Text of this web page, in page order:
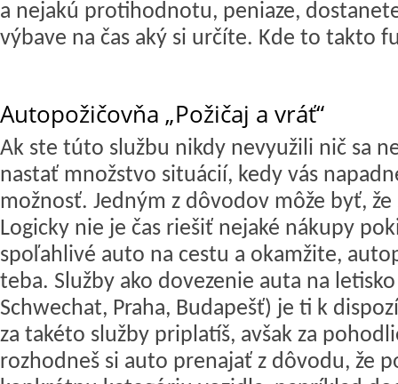
a nejakú protihodnotu, peniaze,
výbave na čas aký si určíte. Kde to takto
Autopožičovňa „Požičaj a vráť“
Ak ste túto službu nikdy nevyužili nič sa
nastať množstvo situácií, kedy vás
možnosť. Jedným z dôvodov môže byť,
Logicky nie je čas riešiť nejaké nákupy
spoľahlivé auto na cestu a okamžite,
teba. Služby ako dovezenie auta na letisko
Schwechat, Praha, Budapešť) je ti k
za takéto služby priplatíš, avšak za
rozhodneš si auto prenajať z dôvodu, že